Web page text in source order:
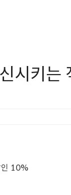
시키는
인 10%